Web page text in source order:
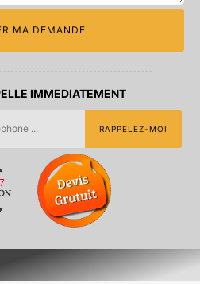
IMMEDIATEMENT